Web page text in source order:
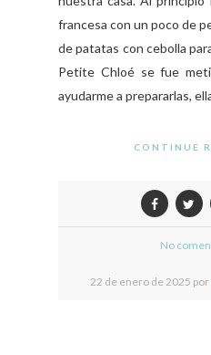
francesa con un poco de
de patatas con cebolla
Petite Chloé se fue
ayudarme a prepararlas,
CONTINUE
No
22 de enero de 2025 por